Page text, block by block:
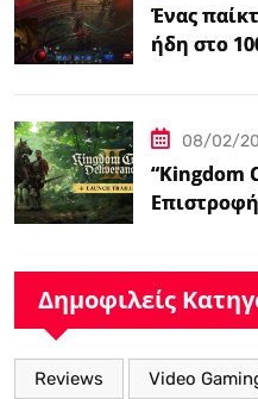
Ένας
ήδη στο
08/02/
“Kingdom
Δημοφιλείς
Reviews Video